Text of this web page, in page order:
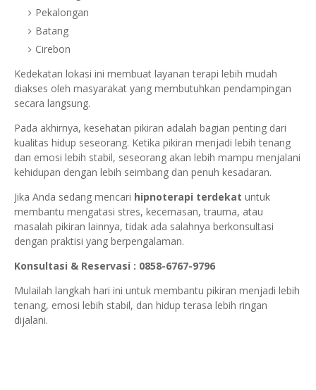
Pekalongan
Batang
Cirebon
Kedekatan lokasi ini membuat layanan terapi lebih mudah
diakses oleh masyarakat yang membutuhkan pendampingan
secara langsung.
Pada akhirnya, kesehatan pikiran adalah bagian penting dari
kualitas hidup seseorang. Ketika pikiran menjadi lebih tenang
dan emosi lebih stabil, seseorang akan lebih mampu menjalani
kehidupan dengan lebih seimbang dan penuh kesadaran.
Jika Anda sedang mencari hipnoterapi terdekat untuk
membantu mengatasi stres, kecemasan, trauma, atau
masalah pikiran lainnya, tidak ada salahnya berkonsultasi
dengan praktisi yang berpengalaman.
Konsultasi & Reservasi : 0858-6767-9796
Mulailah langkah hari ini untuk membantu pikiran menjadi lebih
tenang, emosi lebih stabil, dan hidup terasa lebih ringan
dijalani.